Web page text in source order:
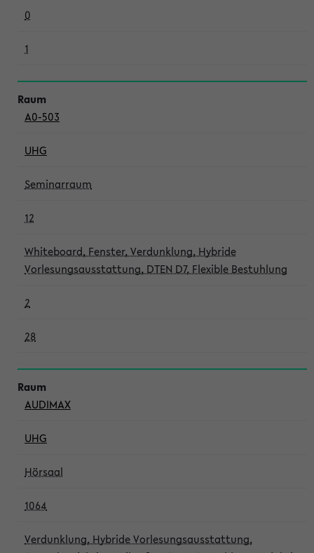
0
1
A0-503
UHG
Seminarraum
12
Whiteboard, Fenster, Verdunklung, Hybride
Vorlesungsausstattung, DTEN D7, Flexible Bestuhlung
2
28
AUDIMAX
UHG
Hörsaal
1064
Verdunklung, Hybride Vorlesungsausstattung,